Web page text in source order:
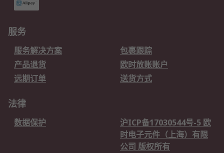
服务
服务解决方案
包裹跟踪
产品退货
欧时放账账户
远期订单
送货方式
法律
数据保护
沪ICP备17030544号-5 欧
时电子元件（上海）有限
公司 版权所有